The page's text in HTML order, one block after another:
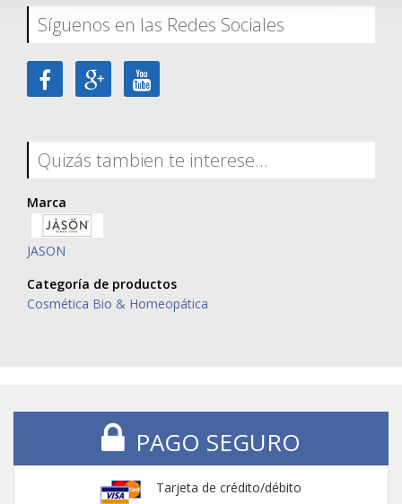
Síguenos en las Redes Sociales
Quizás tambien te interese...
Marca
JASON
Categoría de productos
Cosmética Bio & Homeopática
PAGO SEGURO
Tarjeta de crédito/débito